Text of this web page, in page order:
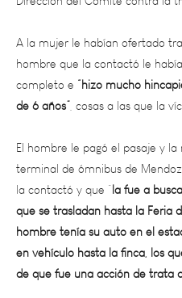
A la mujer le habían ofertado
hombre que la contactó le
completo e“hizo mucho
de 6 años”, cosas a las que la
El hombre le pagó el pasaje y la
terminal de ómnibus de
la contactó y que “la fue a
que se trasladan hasta la
hombre tenía su auto en el
en vehículo hasta la finca, los
de que fue una acción de